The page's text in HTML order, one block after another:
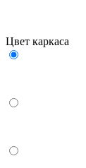
Цвет каркаса